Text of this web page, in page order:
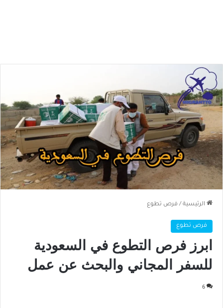
الرئيسية / فرص تطوع
فرص تطوع
ابرز فرص التطوع في السعودية
للسفر المجاني والبحث عن عمل
6